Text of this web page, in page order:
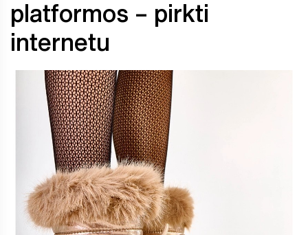
platformos – pirkti
internetu